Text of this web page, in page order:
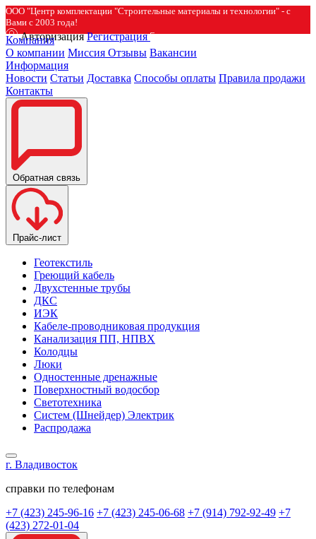
ООО "Центр комплектации "Строительные материалы и технологии" - с
Вами с 2003 года!
Авторизация Регистрация
Компания
О компании Миссия Отзывы Вакансии
Информация
Новости Статьи Доставка Способы оплаты Правила продажи
Контакты
Обратная связь
Прайс-лист
Геотекстиль
Греющий кабель
Двухстенные трубы
ДКС
ИЭК
Кабеле-проводниковая продукция
Канализация ПП, НПВХ
Колодцы
Люки
Одностенные дренажные
Поверхностный водосбор
Светотехника
Систем (Шнейдер) Электрик
Распродажа
г. Владивосток
справки по телефонам
+7 (423) 245-96-16 +7 (423) 245-06-68 +7 (914) 792-92-49 +7
(423) 272-01-04